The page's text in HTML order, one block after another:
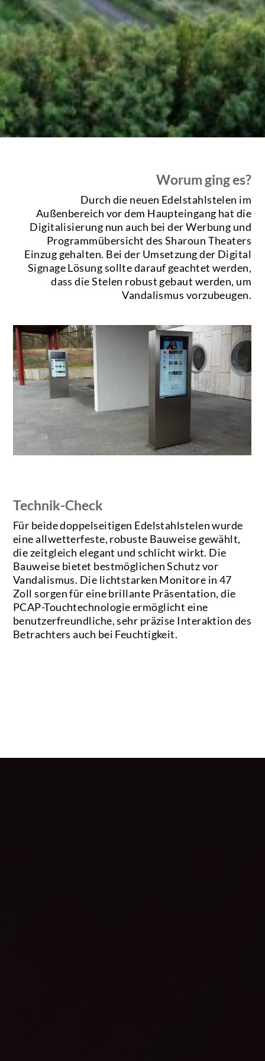
Worum ging es?
Durch die neuen Edelstahlstelen im
Außenbereich vor dem Haupteingang hat die
Digitalisierung nun auch bei der Werbung und
Programmübersicht des Sharoun Theaters
Einzug gehalten. Bei der Umsetzung der Digital
Signage Lösung sollte darauf geachtet werden,
dass die Stelen robust gebaut werden, um
Vandalismus vorzubeugen.
Technik-Check
Für beide doppelseitigen Edelstahlstelen wurde
eine allwetterfeste, robuste Bauweise gewählt,
die zeitgleich elegant und schlicht wirkt. Die
Bauweise bietet bestmöglichen Schutz vor
Vandalismus. Die lichtstarken Monitore in 47
Zoll sorgen für eine brillante Präsentation, die
PCAP-Touchtechnologie ermöglicht eine
benutzerfreundliche, sehr präzise Interaktion des
Betrachters auch bei Feuchtigkeit.